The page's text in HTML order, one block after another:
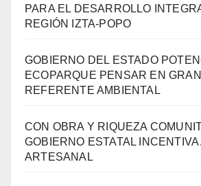
PARA EL DESARROLLO
REGIÓN IZTA-POPO
GOBIERNO DEL ESTADO
ECOPARQUE PENSAR EN
REFERENTE AMBIENTAL
CON OBRA Y RIQUEZA
GOBIERNO ESTATAL
ARTESANAL